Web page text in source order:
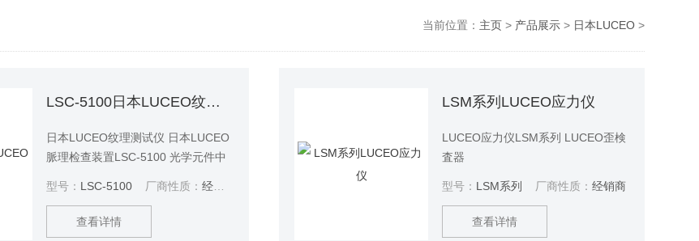
当前位置： 主页> 产品展示> 日本LUCEO>
LSC-5100日本LUCEO纹理测试仪
日本LUCEO纹理测试仪 日本LUCEO
脈理检查装置LSC-5100 光学元件中
泡和表面伤痕的检查； 橘皮(橘子皮
肤)等的研磨不均匀的检查也合适；
型号： LSC-5100厂商性质： 经销商
查看详情
LSM系列LUCEO应力仪
LUCEO应力仪LSM系列 LUCEO歪検
査器
型号： LSM系列 厂商性质： 经销商
查看详情